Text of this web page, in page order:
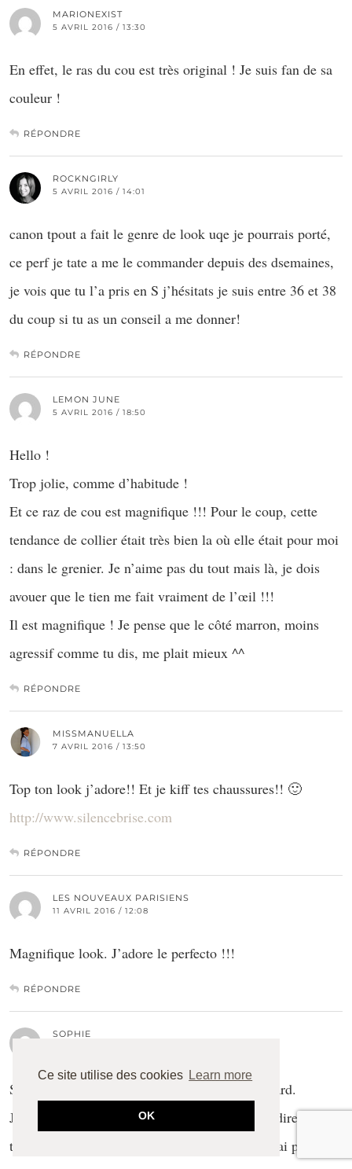
Ce site utilise des cookies Learn more
OK
MARIONEXIST
5 AVRIL 2016 / 13:30
En effet, le ras du cou est très original ! Je suis fan de sa
couleur !
RÉPONDRE
ROCKNGIRLY
5 AVRIL 2016 / 14:01
canon tpout a fait le genre de look uqe je pourrais porté,
ce perf je tate a me le commander depuis des dsemaines,
je vois que tu l’a pris en S j’hésitats je suis entre 36 et 38
du coup si tu as un conseil a me donner!
RÉPONDRE
LEMON JUNE
5 AVRIL 2016 / 18:50
Hello !
Trop jolie, comme d’habitude !
Et ce raz de cou est magnifique !!! Pour le coup, cette
tendance de collier était très bien la où elle était pour moi
: dans le grenier. Je n’aime pas du tout mais là, je dois
avouer que le tien me fait vraiment de l’œil !!!
Il est magnifique ! Je pense que le côté marron, moins
agressif comme tu dis, me plait mieux ^^
RÉPONDRE
MISSMANUELLA
7 AVRIL 2016 / 13:50
Top ton look j’adore!! Et je kiff tes chaussures!! 🙂
http://www.silencebrise.com
RÉPONDRE
LES NOUVEAUX PARISIENS
11 AVRIL 2016 / 12:08
Magnifique look. J’adore le perfecto !!!
RÉPONDRE
SOPHIE
Salut, je suis tombée sur ton blog par pure hasard.
Je cherche des blogs sympas à suivre. Et pour dire je
tombe souvent sur des blogs de filles dont je n’ai pas du